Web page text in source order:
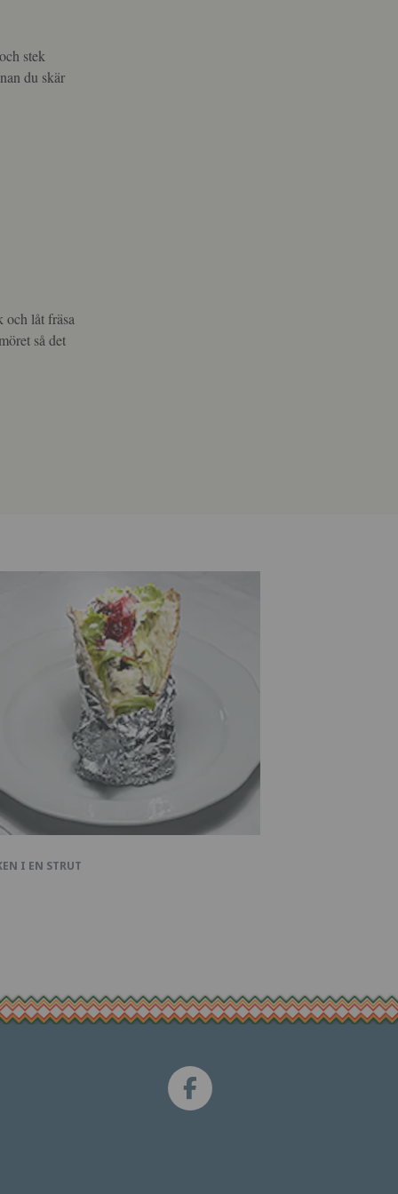
stek
du skär
låt fräsa
så det
I EN STRUT